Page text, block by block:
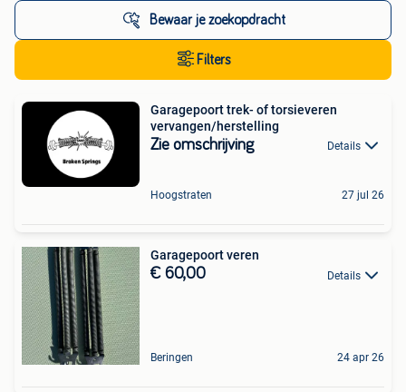
Bewaar je zoekopdracht
Filters
Garagepoort trek- of torsieveren
vervangen/herstelling
Zie omschrijving Details
Hoogstraten 27 jul 26
Garagepoort veren
€ 60,00 Details
Beringen 24 apr 26